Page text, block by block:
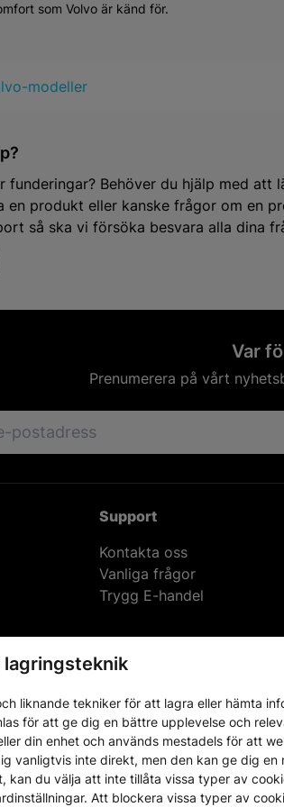
och förbättrad
V90
Volvo V90 är inget undantag. De senaste
förändringar speglar Volvos löfte om att
vårt utbud av reservdelar som kan hålla
så ska vi försöka besvara alla dina
Var
Prenumerera på vårt
lagringsteknik
liknande tekniker för att lagra eller hämta
för att ge dig en bättre upplevelse och
din enhet och används mestadels för att
vanligtvis inte direkt, men den kan ge dig
kan du välja att inte tillåta vissa typer av
Att blockera vissa typer av